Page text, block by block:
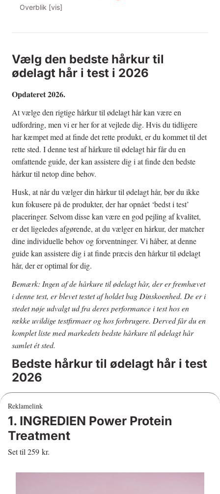
Overblik [vis]
Vælg den bedste hårkur til
ødelagt hår i test i 2026
Opdateret 2026.
At vælge den rigtige hårkur til ødelagt hår kan være en
udfordring, men vi er her for at vejlede dig. Hvis du tidligere
har kæmpet med at finde det rette produkt, er du kommet til det
rette sted. I denne test af hårkure til ødelagt hår får du en
omfattende guide, der kan assistere dig i at finde den bedste
hårkur til netop dine behov.
Husk, at når du vælger din hårkur til ødelagt hår, bør du ikke
kun fokusere på de produkter, der har opnået ‘bedst i test’
placeringer. Selvom disse kan være en god pejling af kvalitet,
er det ligeledes afgørende, at du vælger en hårkur, der matcher
dine individuelle behov og forventninger. Vi håber, at denne
guide kan assistere dig i at finde præcis den hårkur til ødelagt
hår, der er optimal for dig.
Bemærk: Ingen af de hårkure til ødelagt hår, der er fremhævet
i denne test, er blevet testet af holdet bag Dinskoenhed. De er i
stedet nøje udvalgt ud fra deres performance i test hos en
række uvildige testfirmaer og hos forbrugere. Derved får du en
komplet liste med markedets bedste hårkure til ødelagt hår
samlet ét sted.
Bedste hårkur til ødelagt hår i test
2026
Reklamelink
1. INGREDIEN Power Protein
Treatment
Set til 259 kr.